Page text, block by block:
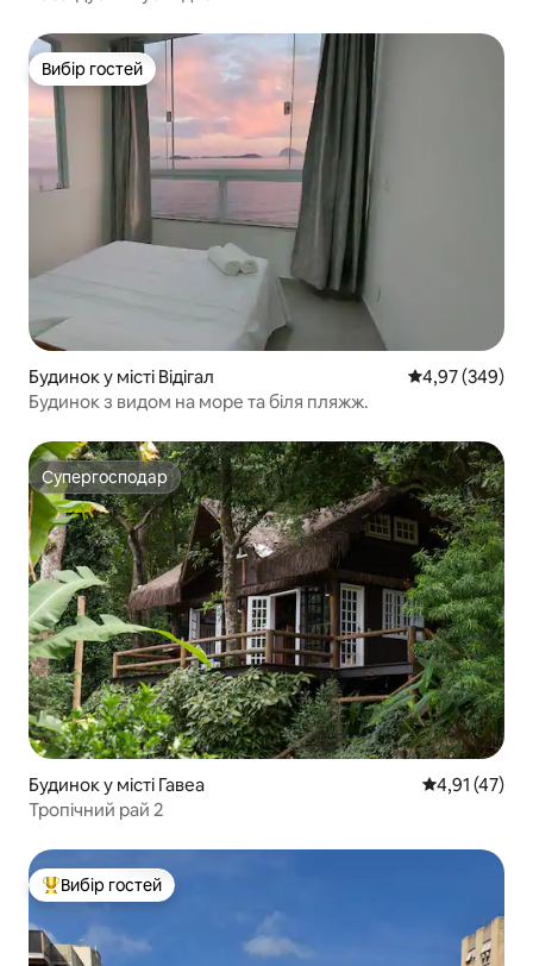
Вибір гостей
Вибір гостей
Будинок у місті Відігал Середня
4,97 (349)
Будинок з видом на море та біля пляжж.
Супергосподар
Супергосподар
Будинок у місті Гавеа Середня
4,91 (47)
Тропічний рай 2
Топ вибір гостей
Вибір гостей